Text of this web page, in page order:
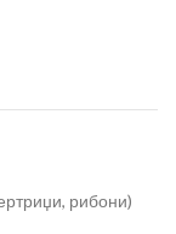
рибони)